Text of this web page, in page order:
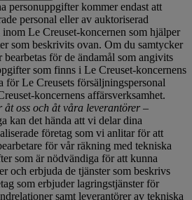
personuppgifter kommer endast att
personal eller av auktoriserad
Le Creuset-koncernen som hjälper
som beskrivits ovan. Om du samtycker
för de ändamål som angivits
som finns i Le Creuset-koncernens
för Le Creusets försäljningspersonal
koncernens affärsverksamhet.
oss och åt våra leverantörer–
kan det hända att vi delar dina
företag som vi anlitar för att
för vår räkning med tekniska
som är nödvändiga för att kunna
och erbjuda de tjänster som beskrivs
som erbjuder lagringstjänster för
samt leverantörer av tekniska